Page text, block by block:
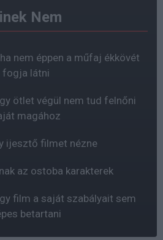
Nem
nem éppen a műfaj ékkövét
fogja látni
ötlet végül nem tud felnőni
magához
ijesztő filmet nézne
az ostoba karakterek
film a saját szabályait sem
betartani